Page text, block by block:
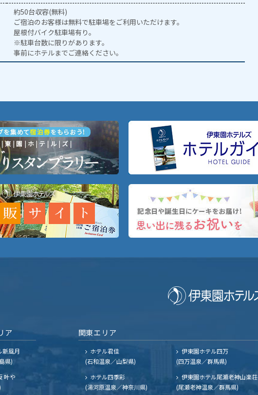
約50台収容(無料)
ご宿泊のお客様は無料で駐車場をご利用いただけます。
屋根付バイク駐車場有り。
※駐車台数に限りがあります。
事前にホテルまでご連絡ください。
ア
新風月
県)
叶や
関東エリア
ホテル君佳
(石和温泉／山梨県)
ホテル四季彩
(湯河原温泉／神奈川県)
伊東園ホテル四万
(四万温泉／群馬県)
伊東園ホテル尾瀬老神山楽荘
(尾瀬老神温泉／群馬県)